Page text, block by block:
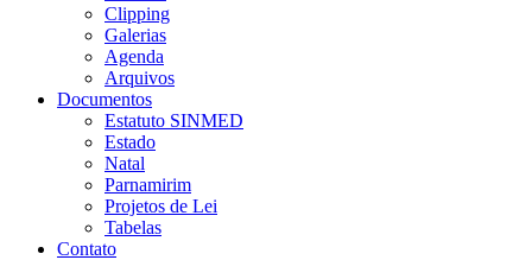
Clipping
Galerias
Agenda
Arquivos
Documentos
Estatuto SINMED
Estado
Natal
Parnamirim
Projetos de Lei
Tabelas
Contato